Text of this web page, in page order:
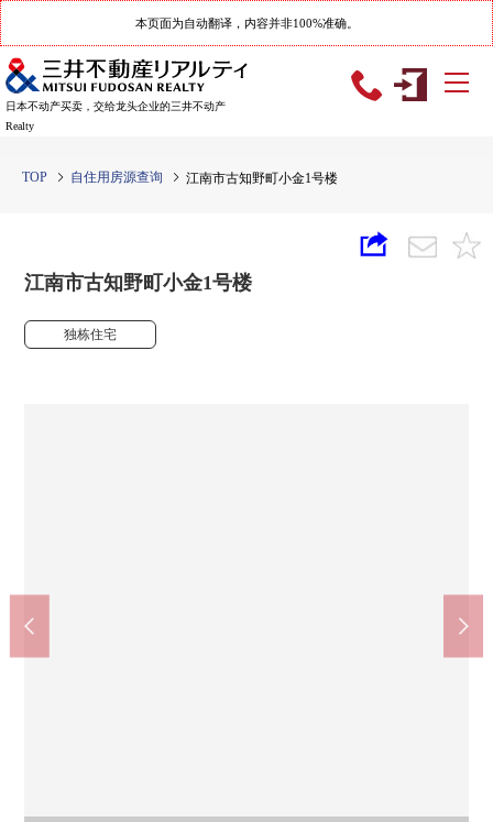
本页面为自动翻译，内容并非100%准确。
日本不动产买卖，交给龙头企业的三井不动产
Realty
TOP 自住用房源查询 江南市古知野町小金1号楼
江南市古知野町小金1号楼
独栋住宅